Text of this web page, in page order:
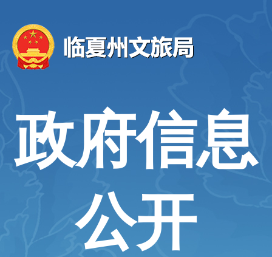
政府信息
公开